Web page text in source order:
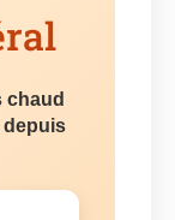
chaud
depuis